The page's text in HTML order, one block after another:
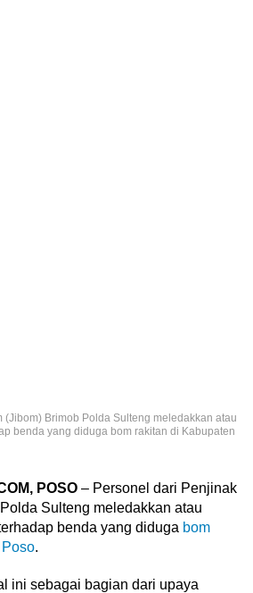
(Jibom) Brimob Polda Sulteng meledakkan atau
benda yang diduga bom rakitan di Kabupaten
POSO – Personel dari Penjinak
Sulteng meledakkan atau
benda yang diduga bom
.
ini sebagai bagian dari upaya